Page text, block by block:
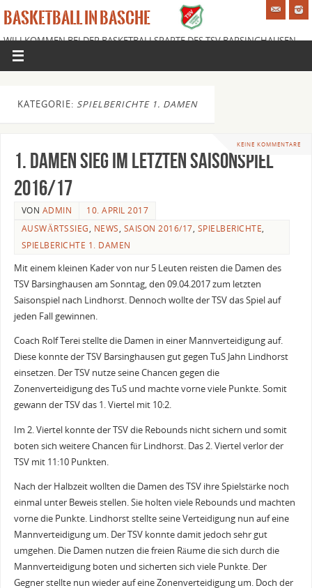
BASKETBALL IN BASCHE
WILLKOMMEN BEI DER BASKETBALLSPARTE DES TSV BARSINGHAUSEN
E.V.
KATEGORIE: SPIELBERICHTE 1. DAMEN
KEINE KOMMENTARE
1. Damen Sieg im letzten Saisonspiel
2016/17
VON ADMIN
10. APRIL 2017
AUSWÄRTSSIEG, NEWS, SAISON 2016/17, SPIELBERICHTE,
SPIELBERICHTE 1. DAMEN
Mit einem kleinen Kader von nur 5 Leuten reisten die Damen des
TSV Barsinghausen am Sonntag, den 09.04.2017 zum letzten
Saisonspiel nach Lindhorst. Dennoch wollte der TSV das Spiel auf
jeden Fall gewinnen.
Coach Rolf Terei stellte die Damen in einer Mannverteidigung auf.
Diese konnte der TSV Barsinghausen gut gegen TuS Jahn Lindhorst
einsetzen. Der TSV nutze seine Chancen gegen die
Zonenverteidigung des TuS und machte vorne viele Punkte. Somit
gewann der TSV das 1. Viertel mit 10:2.
Im 2. Viertel konnte der TSV die Rebounds nicht sichern und somit
boten sich weitere Chancen für Lindhorst. Das 2. Viertel verlor der
TSV mit 11:10 Punkten.
Nach der Halbzeit wollten die Damen des TSV ihre Spielstärke noch
einmal unter Beweis stellen. Sie holten viele Rebounds und machten
vorne die Punkte. Lindhorst stellte seine Verteidigung nun auf eine
Mannverteidigung um. Der TSV konnte damit jedoch sehr gut
umgehen. Die Damen nutzen die freien Räume die sich durch die
Mannverteidigung boten und sicherten sich viele Punkte. Der
Gegner stellte nun wieder auf eine Zonenverteidigung um. Doch der